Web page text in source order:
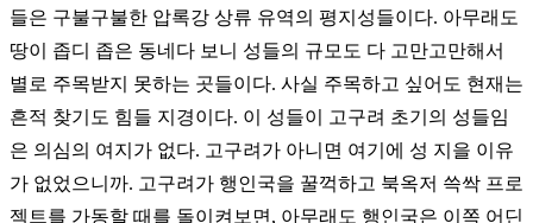
들은 구불구불한 압록강 상류 유역의 평지성들이다. 아무래도
땅이 좁디 좁은 동네다 보니 성들의 규모도 다 고만고만해서
별로 주목받지 못하는 곳들이다. 사실 주목하고 싶어도 현재는
흔적 찾기도 힘들 지경이다. 이 성들이 고구려 초기의 성들임
은 의심의 여지가 없다. 고구려가 아니면 여기에 성 지을 이유
가 없었으니까. 고구려가 행인국을 꿀꺽하고 북옥저 쓱싹 프로
젝트를 가동할 때를 돌이켜보면, 아무래도 행인국은 이쪽 어딘